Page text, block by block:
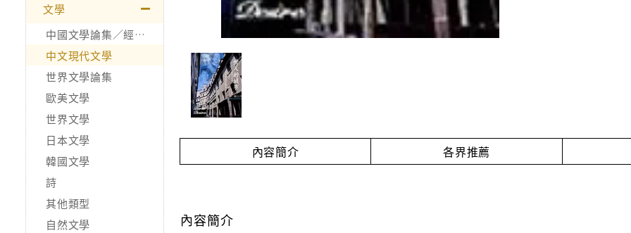
文學
中國文學論集／經典作品
中文現代文學
世界文學論集
歐美文學
世界文學
日本文學
韓國文學
詩
其他類型
自然文學
內容簡介 各界推薦
內容簡介